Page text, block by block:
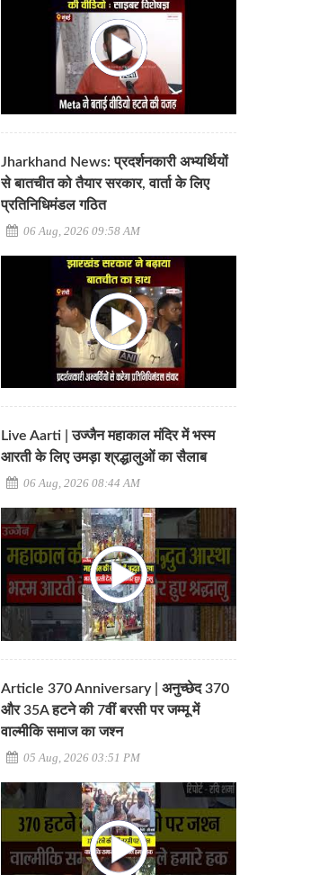
Jharkhand News: प्रदर्शनकारी अभ्यर्थियों
से बातचीत को तैयार सरकार, वार्ता के लिए
प्रतिनिधिमंडल गठित
06 Aug, 2026 09:58 AM
Live Aarti | उज्जैन महाकाल मंदिर में भस्म
आरती के लिए उमड़ा श्रद्धालुओं का सैलाब
06 Aug, 2026 08:44 AM
Article 370 Anniversary | अनुच्छेद 370
और 35A हटने की 7वीं बरसी पर जम्मू में
वाल्मीकि समाज का जश्न
05 Aug, 2026 03:51 PM